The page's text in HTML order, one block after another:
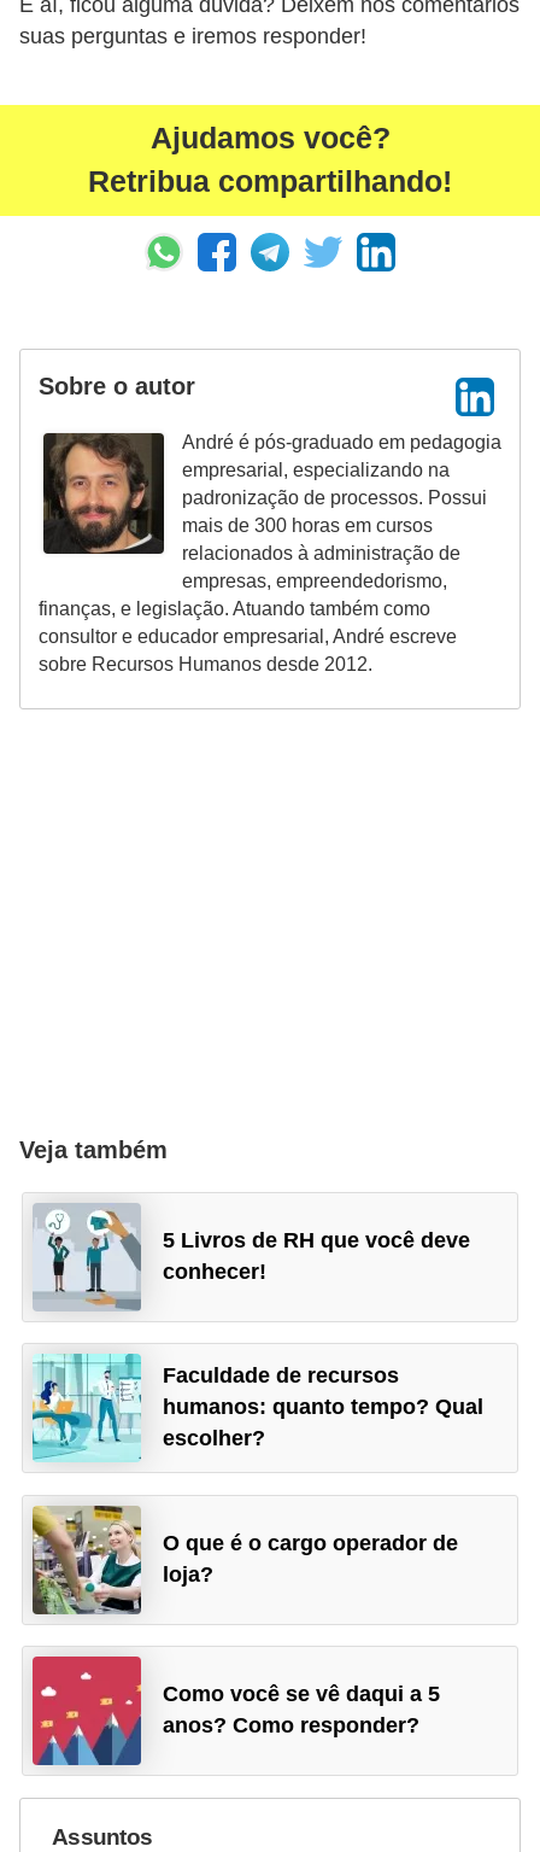
E aí, ficou alguma dúvida? Deixem nos comentários
suas perguntas e iremos responder!
Ajudamos você?
Retribua compartilhando!
Sobre o autor
André é pós-graduado em pedagogia
empresarial, especializando na
padronização de processos. Possui
mais de 300 horas em cursos
relacionados à administração de
empresas, empreendedorismo,
finanças, e legislação. Atuando também como
consultor e educador empresarial, André escreve
sobre Recursos Humanos desde 2012.
Veja também
5 Livros de RH que você deve
conhecer!
Faculdade de recursos
humanos: quanto tempo? Qual
escolher?
O que é o cargo operador de
loja?
Como você se vê daqui a 5
anos? Como responder?
Assuntos
t